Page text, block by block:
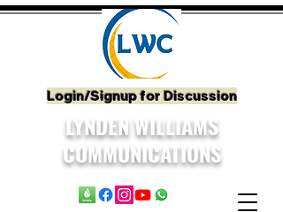
Login/Signup for Discussion
LYNDEN WILLIAMS
COMMUNICATIONS